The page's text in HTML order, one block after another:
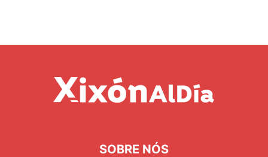
SOBRE NÓS